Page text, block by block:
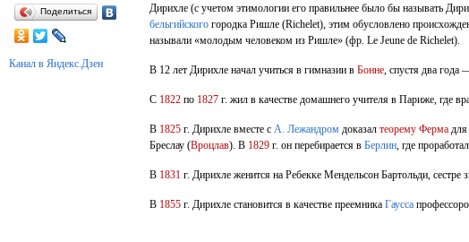
Поделиться
Канал в Яндекс.Дзен
Дирихле (с учетом этимологии его правильнее было бы называть
бельгийского городка Ришле (Richelet), этим обусловлено
называли «молодым человеком из Ришле» (фр. Le Jeune de Richelet).
В 12 лет Дирихле начал учиться в гимназии в Бонне , спустя два
С 1822 по 1827 г. жил в качестве домашнего учителя в Париже, где
В 1825 г. Дирихле вместе с А. Лежандром доказал теорему Ферма
Бреслау (Вроцлав). В 1829 г. он перебирается в Берлин , где
В 1831 г. Дирихле женится на Ребекке Мендельсон Бартольди, сестре
В 1855 г. Дирихле становится в качестве преемника Гаусса